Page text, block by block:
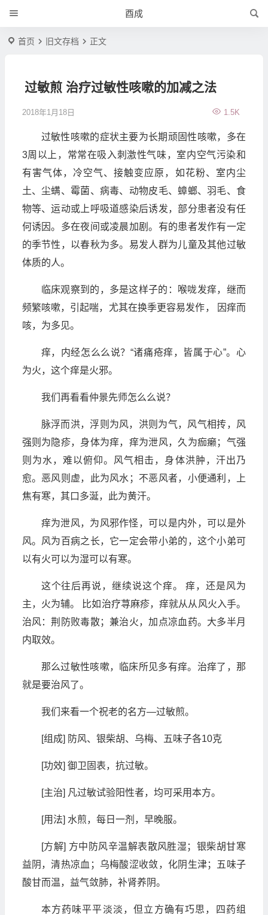
酉成
首页 旧文存档 正文
过敏煎 治疗过敏性咳嗽的加减之法
2018年1月18日 1.5K
过敏性咳嗽的症状主要为长期顽固性咳嗽，多在
3周以上，常常在吸入刺激性气味，室内空气污染和
有害气体，冷空气、接触变应原，如花粉、室内尘
土、尘螨、霉菌、病毒、动物皮毛、蟑螂、羽毛、食
物等、运动或上呼吸道感染后诱发，部分患者没有任
何诱因。多在夜间或凌晨加剧。有的患者发作有一定
的季节性，以春秋为多。易发人群为儿童及其他过敏
体质的人。
临床观察到的，多是这样子的：喉咙发痒，继而
频繁咳嗽，引起喘，尤其在换季更容易发作， 因痒而
咳，为多见。
痒，内经怎么么说？“诸痛疮痒，皆属于心”。心
为火，这个痒是火邪。
我们再看看仲景先师怎么么说？
脉浮而洪，浮则为风，洪则为气，风气相抟，风
强则为隐疹，身体为痒，痒为泄风，久为痂癞；气强
则为水，难以俯仰。风气相击，身体洪肿，汗出乃
愈。恶风则虚，此为风水；不恶风者，小便通利，上
焦有寒，其口多涎，此为黄汗。
痒为泄风，为风邪作怪，可以是内外，可以是外
风。风为百病之长，它一定会带小弟的，这个小弟可
以有火可以为湿可以有寒。
这个往后再说，继续说这个痒。 痒，还是风为
主，火为辅。 比如治疗荨麻疹，痒就从从风火入手。
治风：荆防败毒散；兼治火，加点凉血药。大多半月
内取效。
那么过敏性咳嗽，临床所见多有痒。治痒了，那
就是要治风了。
我们来看一个祝老的名方—过敏煎。
[组成] 防风、银柴胡、乌梅、五味子各10克
[功效] 御卫固表，抗过敏。
[主治] 凡过敏试验阳性者，均可采用本方。
[用法] 水煎，每日一剂，早晚服。
[方解] 方中防风辛温解表散风胜湿；银柴胡甘寒
益阴，清热凉血；乌梅酸涩收敛，化阴生津；五味子
酸甘而温，益气敛肺，补肾养阴。
本方药味平平淡淡，但立方确有巧思，四药组